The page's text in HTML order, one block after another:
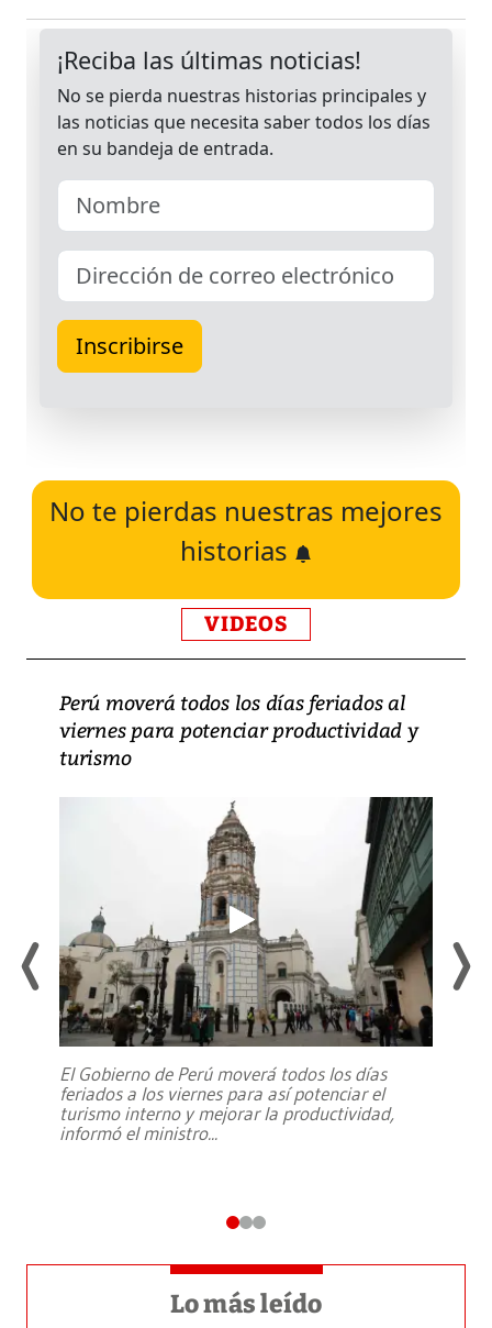
No te pierdas nuestras mejores
historias
VIDEOS
Perú moverá todos los días feriados al
viernes para potenciar productividad y
turismo
El Gobierno de Perú moverá todos los días
feriados a los viernes para así potenciar el
turismo interno y mejorar la productividad,
informó el ministro...
Lo más leído